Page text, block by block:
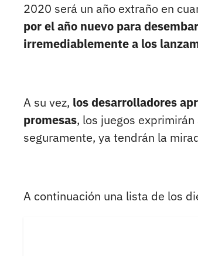
2020 será un año extraño en
por el año nuevo para
irremediablemente a los
A su vez, los desarrolladores
promesas, los juegos
seguramente, ya tendrán la
A continuación una lista de los